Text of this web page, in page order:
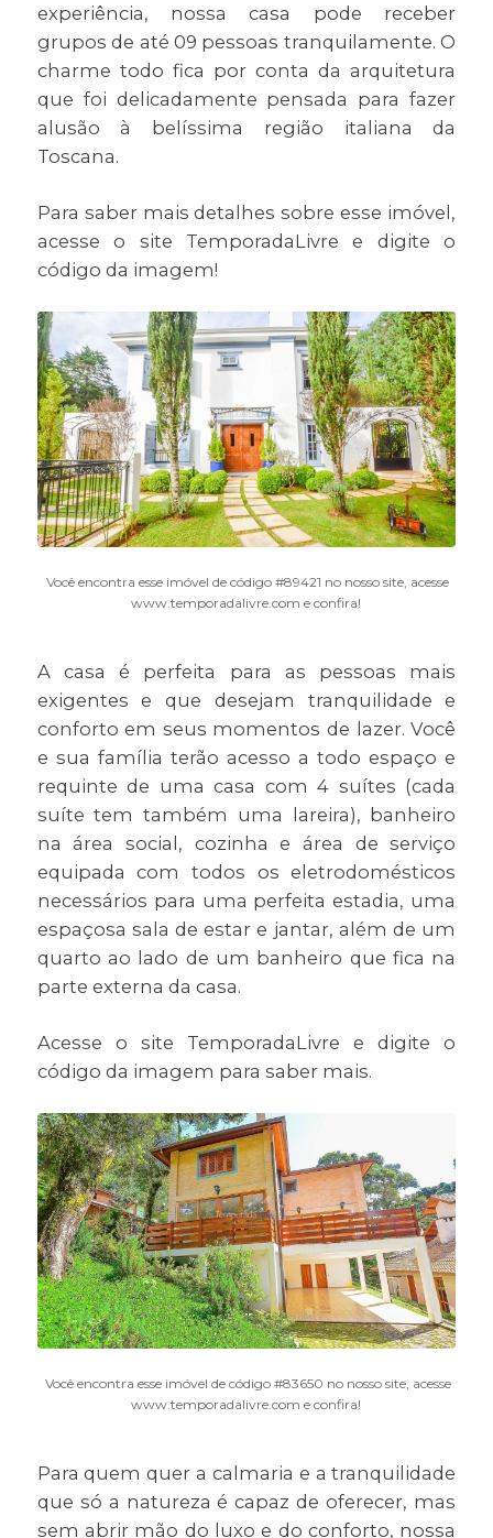
experiência, nossa casa pode receber
grupos de até 09 pessoas tranquilamente. O
charme todo fica por conta da arquitetura
que foi delicadamente pensada para fazer
alusão à belíssima região italiana da
Toscana.
Para saber mais detalhes sobre esse imóvel,
acesse o site TemporadaLivre e digite o
código da imagem!
Você encontra esse imóvel de código #89421 no nosso site, acesse
www.temporadalivre.com e confira!
A casa é perfeita para as pessoas mais
exigentes e que desejam tranquilidade e
conforto em seus momentos de lazer. Você
e sua família terão acesso a todo espaço e
requinte de uma casa com 4 suítes (cada
suíte tem também uma lareira), banheiro
na área social, cozinha e área de serviço
equipada com todos os eletrodomésticos
necessários para uma perfeita estadia, uma
espaçosa sala de estar e jantar, além de um
quarto ao lado de um banheiro que fica na
parte externa da casa.
Acesse o site TemporadaLivre e digite o
código da imagem para saber mais.
Você encontra esse imóvel de código #83650 no nosso site, acesse
www.temporadalivre.com e confira!
Para quem quer a calmaria e a tranquilidade
que só a natureza é capaz de oferecer, mas
sem abrir mão do luxo e do conforto, nossa